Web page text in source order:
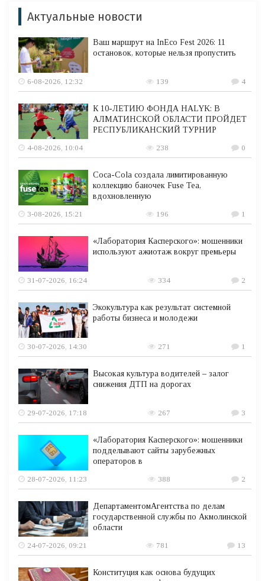
Актуальные новости
Ваш маршрут на InEco Fest 2026: 11
остановок, которые нельзя пропустить
6-08-2026, 12:32 139 4
К 10-ЛЕТИЮ ФОНДА HALYK: В
АЛМАТИНСКОЙ ОБЛАСТИ ПРОЙДЕТ
РЕСПУБЛИКАНСКИЙ ТУРНИР
4-08-2026, 10:04
238 0
Coca-Cola создала лимитированную
коллекцию баночек Fuse Tea,
вдохновленную
3-08-2026, 15:21
196 1
«Лаборатория Касперского»: мошенники
используют ажиотаж вокруг премьеры
31-07-2026, 16:24 334 2
Экокультура как результат системной
работы бизнеса и молодежи
30-07-2026, 14:30 271 1
Высокая культура водителей – залог
снижения ДТП на дорогах
29-07-2026, 17:18 267 3
«Лаборатория Касперского»: мошенники
подделывают сайты зарубежных
операторов в
28-07-2026, 11:23
388 2
ДепартаментомАгентства по делам
государственной службы по Акмолинской
области
24-07-2026, 09:21
781 13
Конституция как основа будущих